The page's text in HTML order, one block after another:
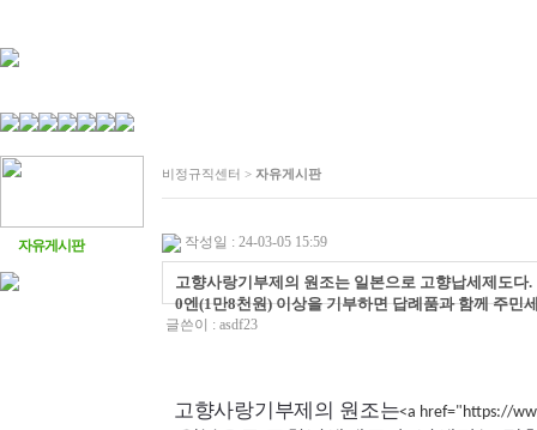
자유게시판
비정규직센터 > 자유게시판
작성일 : 24-03-05 15:59
고향사랑기부제의 원조는 일본으로 고향납세제도다
0엔(1만8천원) 이상을 기부하면 답례품과 함께 주민
글쓴이 : asdf23
고향사랑기부제의 원조는<a href="https://